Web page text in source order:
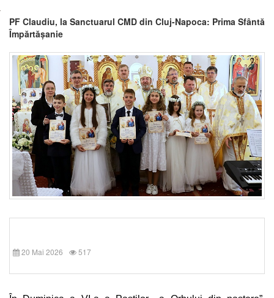
PF Claudiu, la Sanctuarul CMD din Cluj-Napoca: Prima Sfântă
Împărtășanie
20 Mai 2026 517